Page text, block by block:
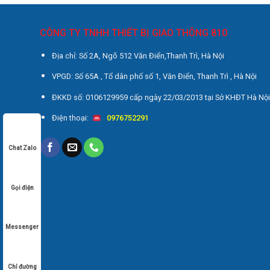
CÔNG TY TNHH THIẾT BỊ GIAO THÔNG 810
Địa chỉ: Số 2A, Ngõ 512 Văn Điển,Thanh Trì, Hà Nội
VPGD: Số 65A , Tổ dân phố số 1, Văn Điển, Thanh Trì , Hà Nội
ĐKKD số: 0106129959 cấp ngày 22/03/2013 tại Sở KHĐT Hà Nội
Điện thoại: 0976752291
Chat Zalo
Gọi điện
Messenger
Chỉ đường